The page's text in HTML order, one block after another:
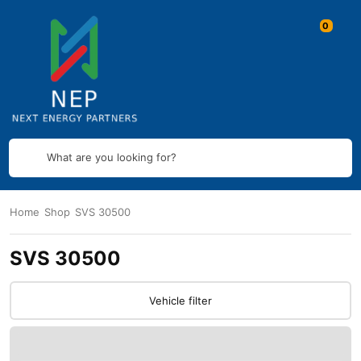
What are you looking for?
Home Shop SVS 30500
SVS 30500
Vehicle filter